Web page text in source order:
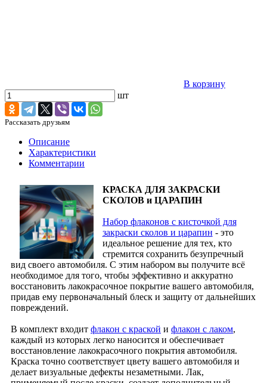
В корзину
шт
Рассказать друзьям
Описание
Характеристики
Комментарии
КРАСКА ДЛЯ ЗАКРАСКИ
СКОЛОВ и ЦАРАПИН
Набор флаконов с кисточкой для
закраски сколов и царапин - это
идеальное решение для тех, кто
стремится сохранить безупречный
вид своего автомобиля. С этим набором вы получите всё
необходимое для того, чтобы эффективно и аккуратно
восстановить лакокрасочное покрытие вашего автомобиля,
придав ему первоначальный блеск и защиту от дальнейших
повреждений.
В комплект входит флакон с краской и флакон с лаком,
каждый из которых легко наносится и обеспечивает
восстановление лакокрасочного покрытия автомобиля.
Краска точно соответствует цвету вашего автомобиля и
делает визуальные дефекты незаметными. Лак,